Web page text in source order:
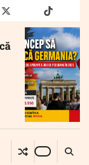
twitter truthtiktok